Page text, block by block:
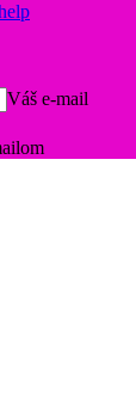
Váš e-mail